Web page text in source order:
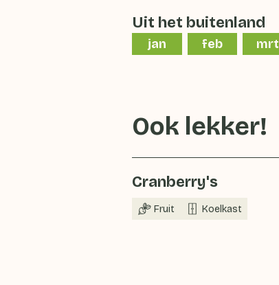
Uit het buitenland
jan feb mrt
Ook lekker!
Cranberry's
Fruit Koelkast